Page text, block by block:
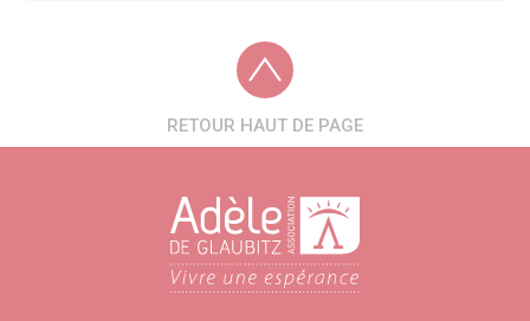
RETOUR HAUT DE PAGE